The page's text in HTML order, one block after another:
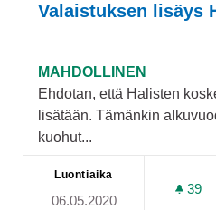
Valaistuksen lisäys
MAHDOLLINEN
Ehdotan, että Halisten
lisätään. Tämänkin
kuohut...
Luontiaika
06.05.2020
39